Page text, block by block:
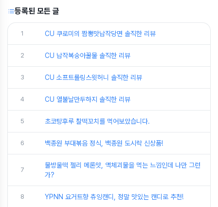
등록된 모든 글
1 CU 쿠로미의 짬뽕맛납작당면 솔직한 리뷰
2 CU 납작복숭아꿀물 솔직한 리뷰
3 CU 소프트롤링스윗허니 솔직한 리뷰
4 CU 열불날만두하지 솔직한 리뷰
5 초코탕후루 찰떡꼬치를 먹어보았습니다.
6 백종원 부대볶음 정식, 백종원 도시락 신상품!
7
물방울떡 젤리 메론맛, 액체괴물을 먹는 느낌인데 나만 그런
가?
8 YPNN 요거트향 츄잉캔디, 정말 맛있는 캔디로 추천!